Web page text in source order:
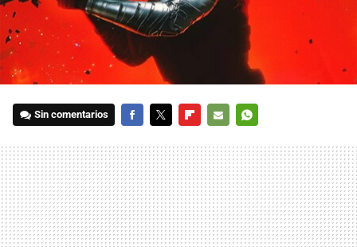
Sin comentarios
MAIL